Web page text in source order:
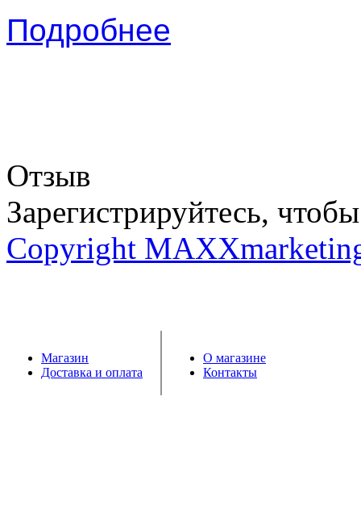
Подробнее
Отзыв
Зарегистрируйтесь,
Copyright
Магазин
Доставка и оплата
О магазине
Контакты